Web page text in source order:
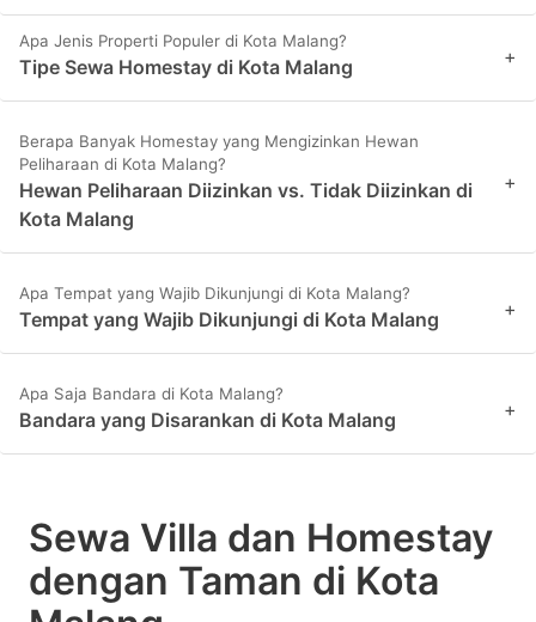
Apa Jenis Properti Populer di Kota Malang?
Tipe Sewa Homestay di Kota Malang +
Berapa Banyak Homestay yang Mengizinkan Hewan
Peliharaan di Kota Malang?
Hewan Peliharaan Diizinkan vs. Tidak Diizinkan di
Kota Malang
+
Apa Tempat yang Wajib Dikunjungi di Kota Malang?
Tempat yang Wajib Dikunjungi di Kota Malang +
Apa Saja Bandara di Kota Malang?
Bandara yang Disarankan di Kota Malang +
Sewa Villa dan Homestay
dengan Taman di Kota